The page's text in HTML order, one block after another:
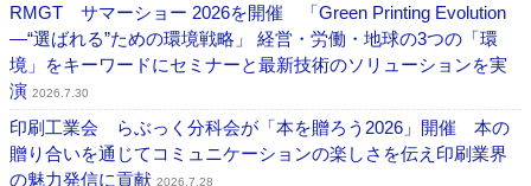
RMGT サマーショー 2026を開催 「Green Printing Evolution
―“選ばれる”ための環境戦略」 経営・労働・地球の3つの「環
境」をキーワードにセミナーと最新技術のソリューションを実
演 2026.7.30
印刷工業会 らぶっく分科会が「本を贈ろう2026」開催 本の
贈り合いを通じてコミュニケーションの楽しさを伝え印刷業界
の魅力発信に貢献 2026.7.28